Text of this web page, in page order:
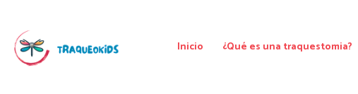
Inicio ¿Qué es una traquestomia?